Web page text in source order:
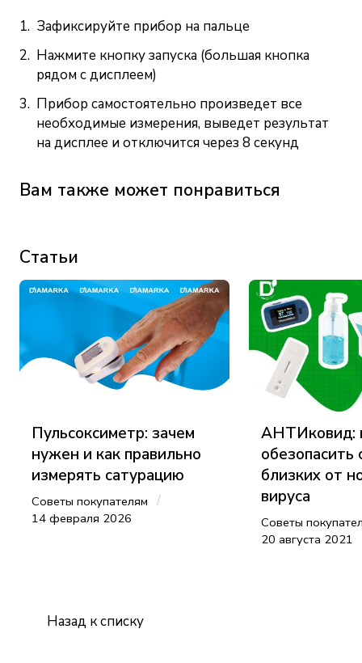
Зафиксируйте прибор на пальце
Нажмите кнопку запуска (большая кнопка
рядом с дисплеем)
Прибор самостоятельно произведет все
необходимые измерения, выведет результат
на дисплее и отключится через 8 секунд
Вам также может понравиться
Статьи
Пульсоксиметр: зачем
нужен и как правильно
измерять сатурацию
Советы покупателям /
14 февраля 2026
АНТИковид:
обезопасить
близких от
вируса
Советы
20 августа 2021
Назад к списку